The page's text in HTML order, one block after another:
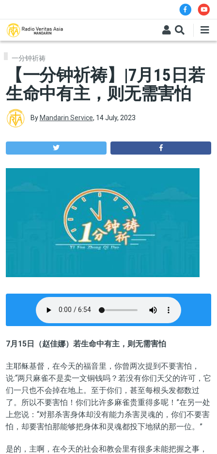
一分钟祈祷
【一分钟祈祷】|7月15日若
生命中有主，则无需害怕
By Mandarin Service, 14 July, 2023
7月15日（赵佳娜）若生命中有主，则无需害怕
主耶稣基督，在今天的福音里，你曾两次提到不要害怕，
说:“两只麻雀不是卖一文铜钱吗？若没有你们天父的许可，它
们一只也不会掉在地上。至于你们，甚至每根头发都数过
了。所以不要害怕！你们比许多麻雀贵重得多呢！”在另一处
上您说：“对那杀害身体却没有能力杀害灵魂的，你们不要害
怕，却要害怕那能够把身体和灵魂都投下地狱的那一位。”
是的，主啊，在今天的社会和教会里有很多未能把握之事，